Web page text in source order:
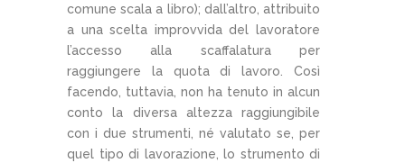
comune scala a libro); dall’altro, attribuito
a una scelta improvvida del lavoratore
l’accesso alla scaffalatura per
raggiungere la quota di lavoro. Così
facendo, tuttavia, non ha tenuto in alcun
conto la diversa altezza raggiungibile
con i due strumenti, né valutato se, per
quel tipo di lavorazione, lo strumento di